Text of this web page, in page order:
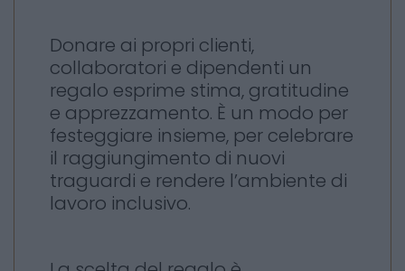
Donare ai propri clienti,
collaboratori e dipendenti un
regalo esprime stima, gratitudine
e apprezzamento. È un modo per
festeggiare insieme, per celebrare
il raggiungimento di nuovi
traguardi e rendere l’ambiente di
lavoro inclusivo.